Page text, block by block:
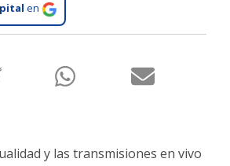
en
y las transmisiones en vivo